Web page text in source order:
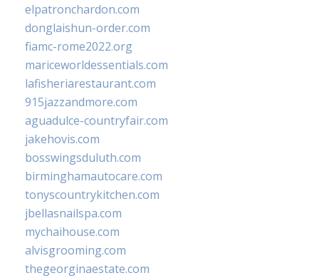
elpatronchardon.com
donglaishun-order.com
fiamc-rome2022.org
mariceworldessentials.com
lafisheriarestaurant.com
915jazzandmore.com
aguadulce-countryfair.com
jakehovis.com
bosswingsduluth.com
birminghamautocare.com
tonyscountrykitchen.com
jbellasnailspa.com
mychaihouse.com
alvisgrooming.com
thegeorginaestate.com